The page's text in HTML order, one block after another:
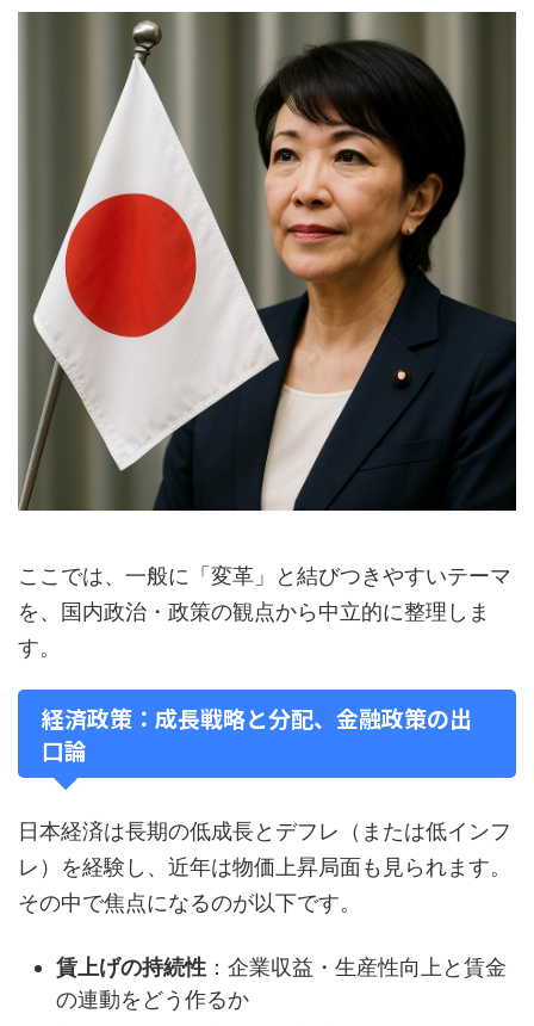
ここでは、一般に「変革」と結びつきやすいテーマ
を、国内政治・政策の観点から中立的に整理しま
す。
経済政策：成長戦略と分配、金融政策の出
口論
日本経済は長期の低成長とデフレ（または低インフ
レ）を経験し、近年は物価上昇局面も見られます。
その中で焦点になるのが以下です。
賃上げの持続性 ：企業収益・生産性向上と賃金
の連動をどう作るか